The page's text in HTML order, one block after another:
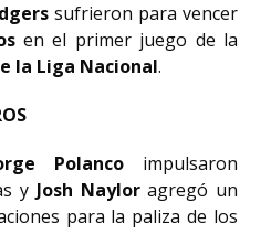
sufrieron para vencer
en el primer juego de la
la Liga Nacional.
Polancoimpulsaron
y Josh Nayloragregó un
para la paliza de los